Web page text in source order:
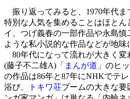
振り返ってみると、1970年代ま
特別な人気を集めることはほと
イ、つげ義春の一部作品や永島
ような私小説的な作品などが地味
80年代になって流れが大きく変
(藤子不二雄A)「 まんが道 」のヒ
の作品は86年と87年にNHKでテ
浴び、
トキワ荘ブームの大きな要